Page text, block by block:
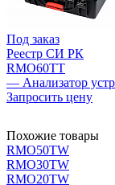
Под заказ
Реестр СИ РК
RMO60TT
— Анализатор
Запросить цену
Похожие товары
RMO50TW
RMO30TW
RMO20TW